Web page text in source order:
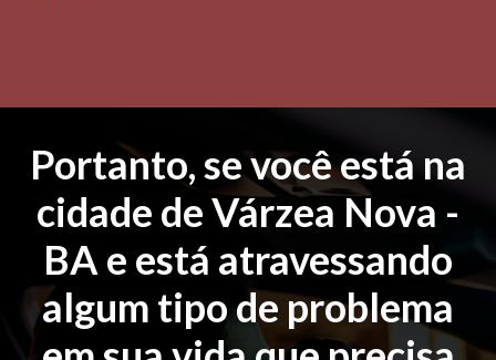
Portanto, se você está na
cidade de Várzea Nova -
BA e está atravessando
algum tipo de problema